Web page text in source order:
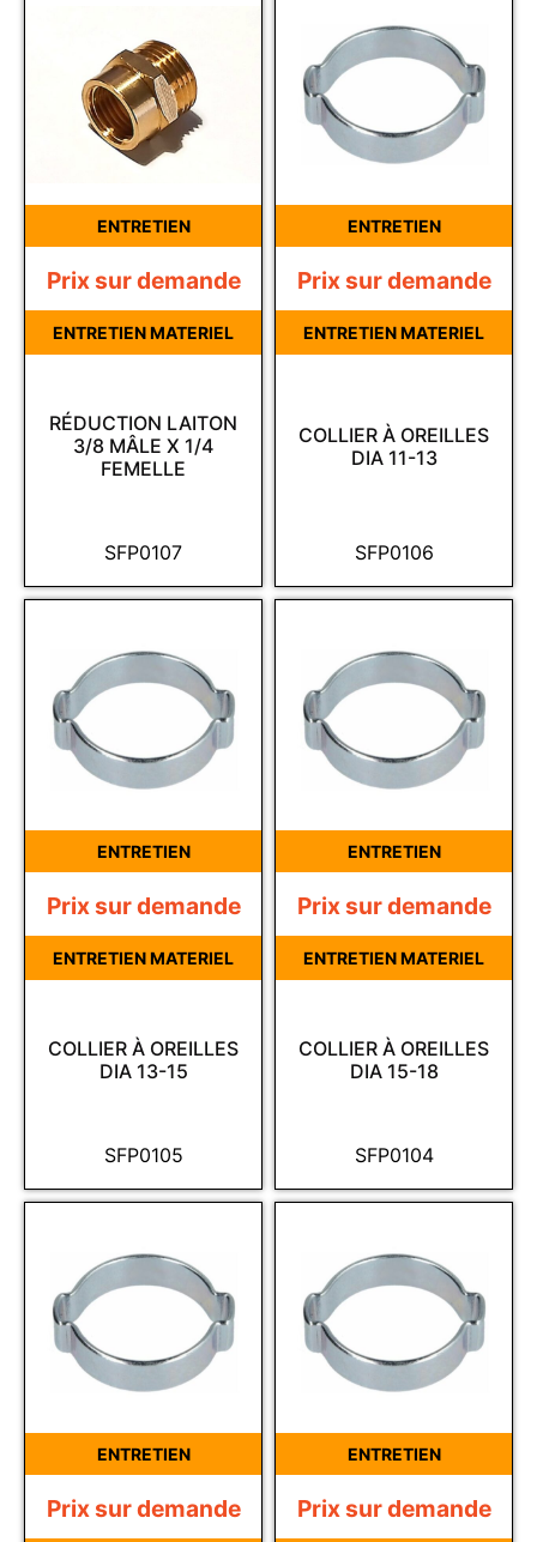
ENTRETIEN
SFP0107
RÉDUCTION LAITON
3/8 MÂLE X 1/4
FEMELLE
Prix sur demande
ENTRETIEN MATERIEL
ENTRETIEN
SFP0106
COLLIER À OREILLES
DIA 11-13
Prix sur demande
ENTRETIEN MATERIEL
ENTRETIEN
SFP0105
COLLIER À OREILLES
DIA 13-15
Prix sur demande
ENTRETIEN MATERIEL
ENTRETIEN
SFP0104
COLLIER À OREILLES
DIA 15-18
Prix sur demande
ENTRETIEN MATERIEL
ENTRETIEN
Prix sur demande
ENTRETIEN
Prix sur demande